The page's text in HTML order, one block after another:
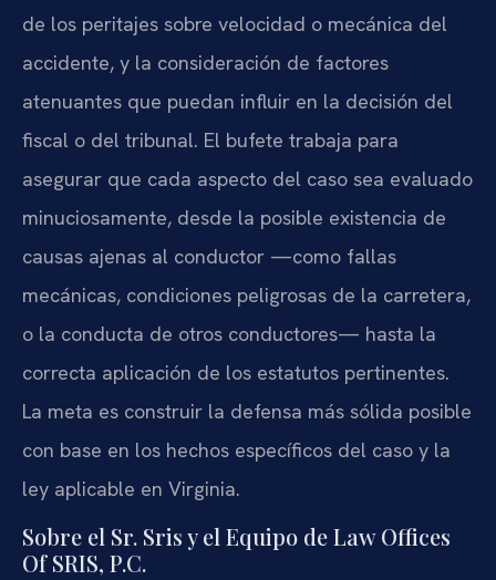
de los peritajes sobre velocidad o mecánica del
accidente, y la consideración de factores
atenuantes que puedan influir en la decisión del
fiscal o del tribunal. El bufete trabaja para
asegurar que cada aspecto del caso sea evaluado
minuciosamente, desde la posible existencia de
causas ajenas al conductor —como fallas
mecánicas, condiciones peligrosas de la carretera,
o la conducta de otros conductores— hasta la
correcta aplicación de los estatutos pertinentes.
La meta es construir la defensa más sólida posible
con base en los hechos específicos del caso y la
ley aplicable en Virginia.
Sobre el Sr. Sris y el Equipo de Law Offices
Of SRIS, P.C.